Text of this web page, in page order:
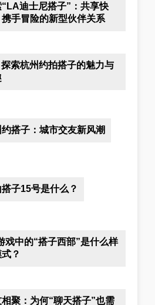
迪士尼搭子”：共享快
携手冒险的新型伙伴关系
索杭州约拍搭子的魅力与
约搭子：城市交友新风潮
子15号是什么？
戏中的“搭子西部”是什么样
？
聚：为何“聊天搭子”也需